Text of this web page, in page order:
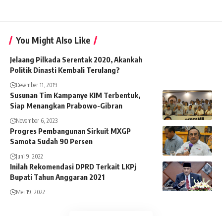
You Might Also Like
Jelaang Pilkada Serentak 2020, Akankah
Politik Dinasti Kembali Terulang?
Desember 11, 2019
Susunan Tim Kampanye KIM Terbentuk,
Siap Menangkan Prabowo-Gibran
November 6, 2023
Progres Pembangunan Sirkuit MXGP
Samota Sudah 90 Persen
Juni 9, 2022
Inilah Rekomendasi DPRD Terkait LKPj
Bupati Tahun Anggaran 2021
Mei 19, 2022